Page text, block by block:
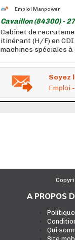
Emploi Manpower
Cavaillon (84300) -
Cabinet de
itinérant (H/F) en
machines spéciales
Soyez
Emploi
A PROPOS
Qui